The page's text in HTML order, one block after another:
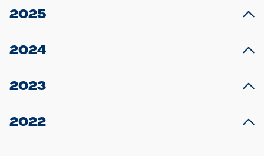
2025
23.12.2025
Projekt S5: Start der Bauarbeiten am
2024
10.12.2024
Großprojekt S5: Sperrung der Bahnstraße in
2023
20.12.2023
Schleswig-Holstein verlängert den
2022
22.12.2022